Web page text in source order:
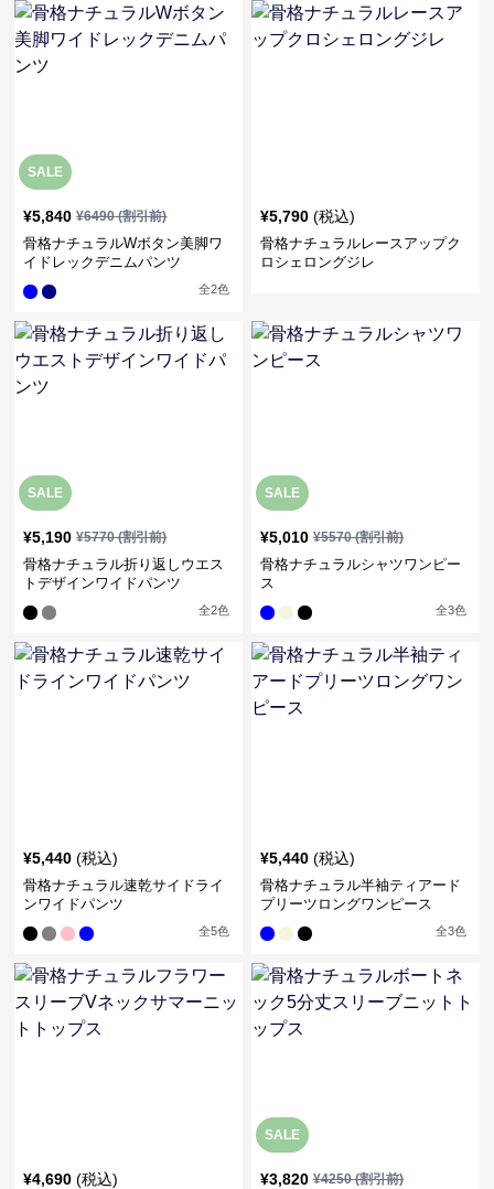
SALE
¥5,840 ¥6490(割引前)
骨格ナチュラルWボタン美脚ワ
イドレックデニムパンツ
全2色
¥5,790 (税込)
骨格ナチュラルレースアップク
ロシェロングジレ
SALE
¥5,190 ¥5770(割引前)
骨格ナチュラル折り返しウエス
トデザインワイドパンツ
全2色
SALE
¥5,010 ¥5570(割引前)
骨格ナチュラルシャツワンピー
ス
全3色
¥5,440 (税込)
骨格ナチュラル速乾サイドライ
ンワイドパンツ
全5色
¥5,440 (税込)
骨格ナチュラル半袖ティアード
プリーツロングワンピース
全3色
¥4,690 (税込)
SALE
¥3,820 ¥4250(割引前)